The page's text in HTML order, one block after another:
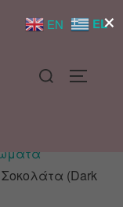
(Dark
×
EN EL